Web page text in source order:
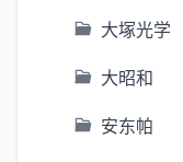
大塚光学
大昭和
安东帕